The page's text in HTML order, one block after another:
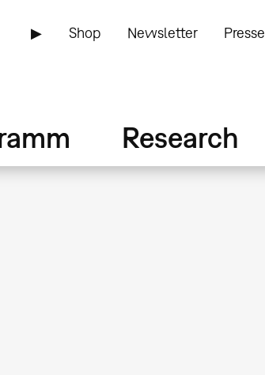
▶ Shop Newsletter Presse
Research